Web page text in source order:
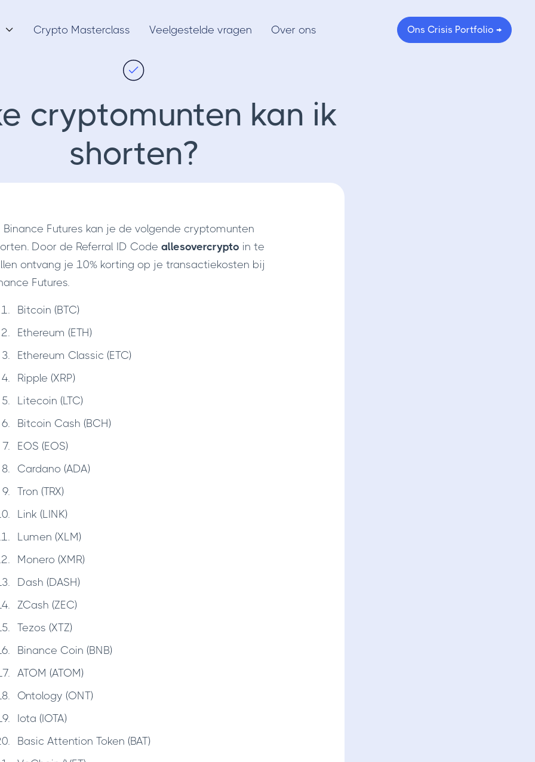
 Crypto Masterclass Veelgestelde vragen Over ons Ons Crisis Portfolio →
cryptomunten kan ik
shorten?
Binance Futures kan je de volgende cryptomunten
Door de Referral ID Code allesovercrypto in te
ontvang je 10% korting op je transactiekosten bij
Futures.
Bitcoin (BTC)
Ethereum (ETH)
Ethereum Classic (ETC)
Ripple (XRP)
Litecoin (LTC)
Bitcoin Cash (BCH)
EOS (EOS)
Cardano (ADA)
Tron (TRX)
Link (LINK)
Lumen (XLM)
Monero (XMR)
Dash (DASH)
ZCash (ZEC)
Tezos (XTZ)
Binance Coin (BNB)
ATOM (ATOM)
Ontology (ONT)
Iota (IOTA)
Basic Attention Token (BAT)